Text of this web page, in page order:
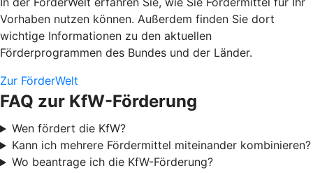
Vorhaben nutzen können. Außerdem finden Sie dort
wichtige Informationen zu den aktuellen
Förderprogrammen des Bundes und der Länder.
Zur FörderWelt
FAQ zur KfW-Förderung
Wen fördert die KfW?
Kann ich mehrere Fördermittel miteinander kombinieren?
Wo beantrage ich die KfW-Förderung?